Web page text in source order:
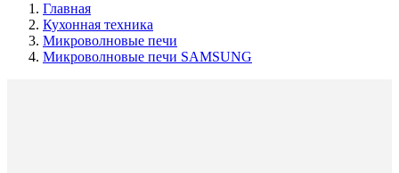
Главная
Кухонная техника
Микроволновые печи
Микроволновые печи SAMSUNG